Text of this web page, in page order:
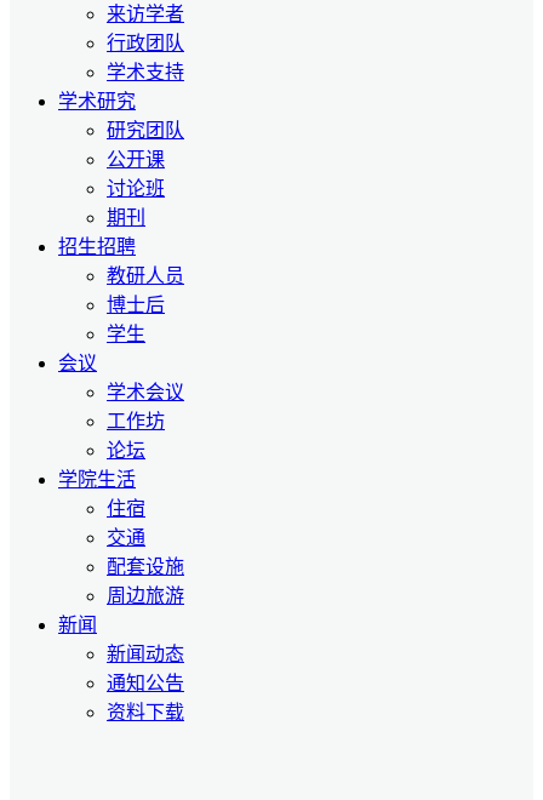
来访学者
行政团队
学术支持
学术研究
研究团队
公开课
讨论班
期刊
招生招聘
教研人员
博士后
学生
会议
学术会议
工作坊
论坛
学院生活
住宿
交通
配套设施
周边旅游
新闻
新闻动态
通知公告
资料下载